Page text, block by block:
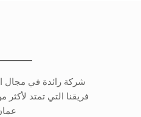
شركة رائدة في مجال